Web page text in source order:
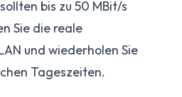
bis zu 50 MBit/s
Sie die reale
und wiederholen Sie
Tageszeiten.